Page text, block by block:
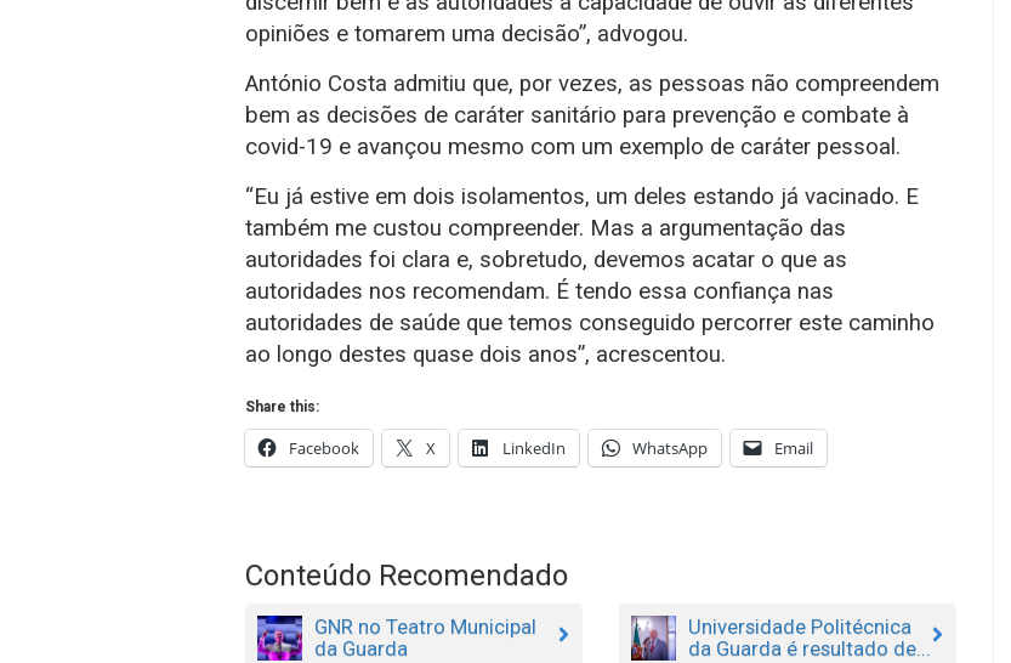
opiniões e tomarem uma decisão”, advogou.
António Costa admitiu que, por vezes, as pessoas não compreendem
bem as decisões de caráter sanitário para prevenção e combate à
covid-19 e avançou mesmo com um exemplo de caráter pessoal.
“Eu já estive em dois isolamentos, um deles estando já vacinado. E
também me custou compreender. Mas a argumentação das
autoridades foi clara e, sobretudo, devemos acatar o que as
autoridades nos recomendam. É tendo essa confiança nas
autoridades de saúde que temos conseguido percorrer este caminho
ao longo destes quase dois anos”, acrescentou.
Share this:
Facebook X LinkedIn WhatsApp Email
Conteúdo Recomendado
GNR no Teatro Municipal
da Guarda
Universidade Politécnica
da Guarda é resultado de...